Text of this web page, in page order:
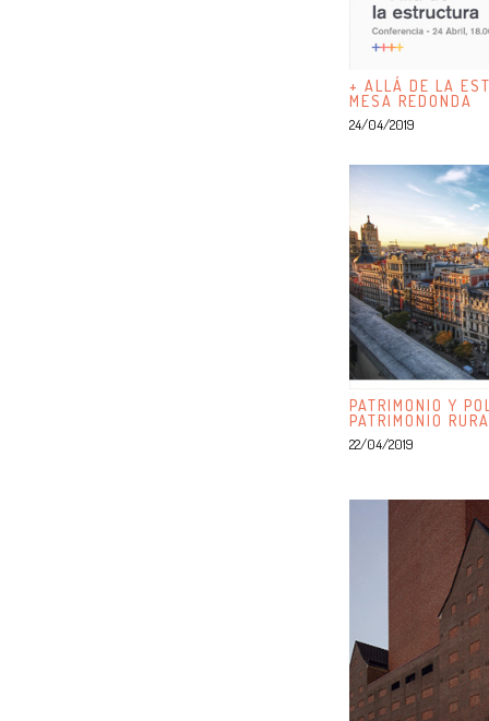
+ ALLÁ DE LA
MESA REDONDA
24/04/2019
PATRIMONIO Y
PATRIMONIO
22/04/2019